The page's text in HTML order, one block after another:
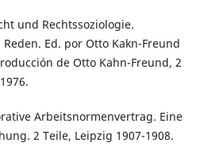
und Rechtssoziologie.
Ed. por Otto Kakn-Freund
de Otto Kahn-Freund, 2
Arbeitsnormenvertrag. Eine
2 Teile, Leipzig 1907-1908.